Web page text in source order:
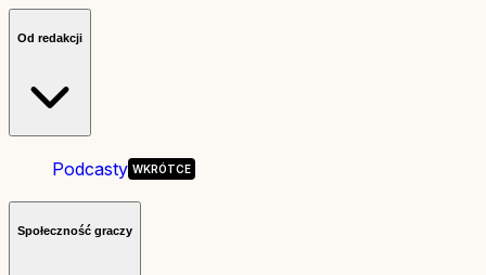
Od redakcji
Podcasty
Społeczność graczy